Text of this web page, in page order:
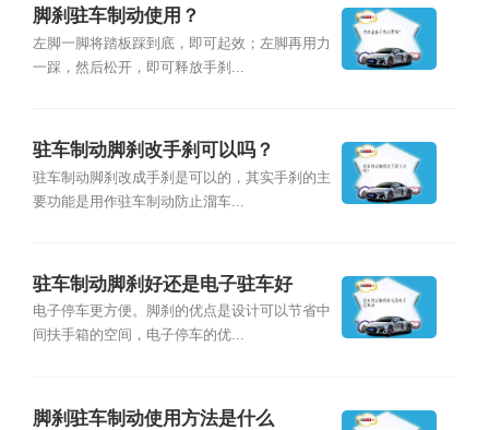
脚刹驻车制动使用？
左脚一脚将踏板踩到底，即可起效；左脚再用力
一踩，然后松开，即可释放手刹...
驻车制动脚刹改手刹可以吗？
驻车制动脚刹改成手刹是可以的，其实手刹的主
要功能是用作驻车制动防止溜车...
驻车制动脚刹好还是电子驻车好
电子停车更方便。脚刹的优点是设计可以节省中
间扶手箱的空间，电子停车的优...
脚刹驻车制动使用方法是什么